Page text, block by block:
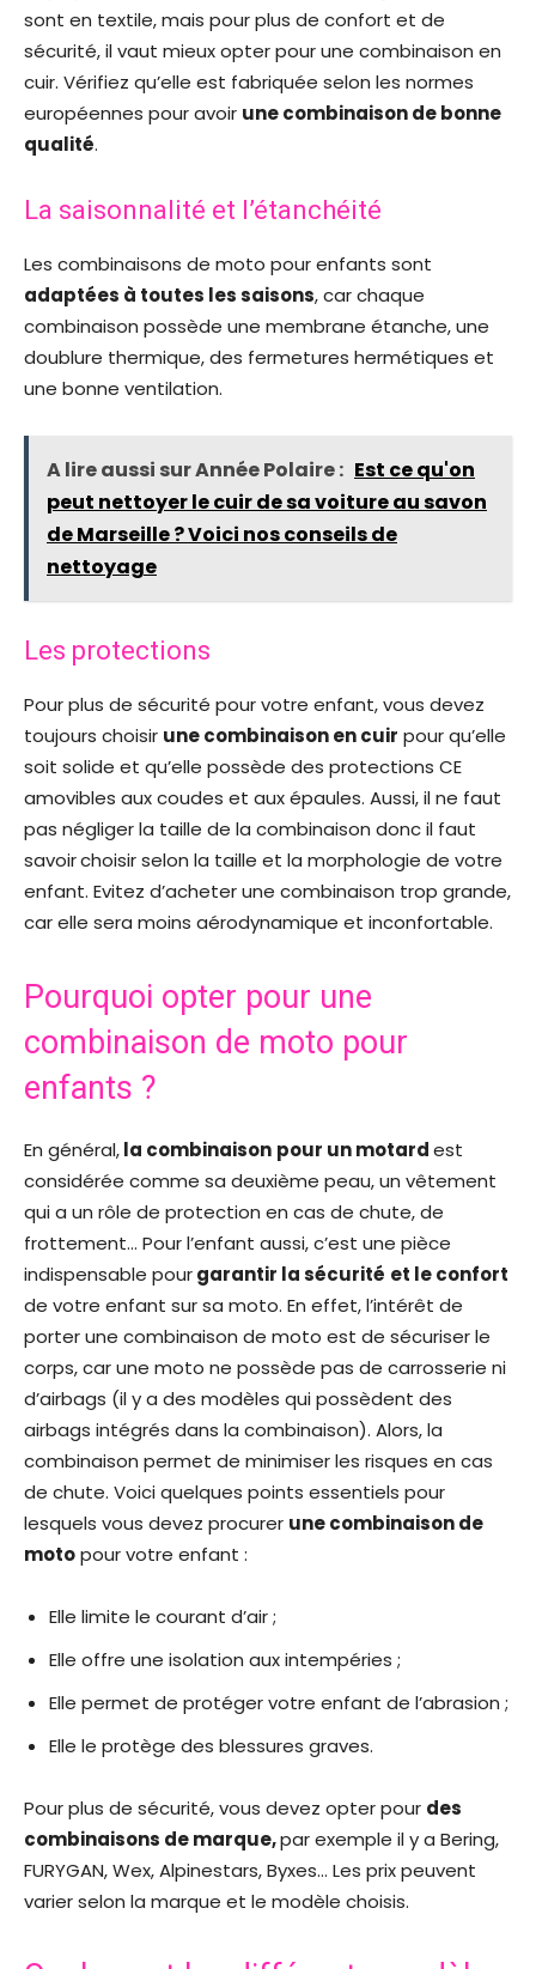
sont en textile, mais pour plus de confort et de
sécurité, il vaut mieux opter pour une combinaison en
cuir. Vérifiez qu’elle est fabriquée selon les normes
européennes pour avoir une combinaison de bonne
qualité.
La saisonnalité et l’étanchéité
Les combinaisons de moto pour enfants sont
adaptées à toutes les saisons, car chaque
combinaison possède une membrane étanche, une
doublure thermique, des fermetures hermétiques et
une bonne ventilation.
A lire aussi sur Année Polaire : Est ce qu'on
peut nettoyer le cuir de sa voiture au savon
de Marseille ? Voici nos conseils de
nettoyage
Les protections
Pour plus de sécurité pour votre enfant, vous devez
toujours choisir une combinaison en cuir pour qu’elle
soit solide et qu’elle possède des protections CE
amovibles aux coudes et aux épaules. Aussi, il ne faut
pas négliger la taille de la combinaison donc il faut
savoirchoisir selon la taille et la morphologie de votre
enfant. Evitez d’acheter une combinaison trop grande,
car elle sera moins aérodynamique et inconfortable.
Pourquoi opter pour une
combinaison de moto pour
enfants ?
En général,la combinaison pour un motardest
considérée comme sa deuxième peau, un vêtement
qui a un rôle de protection en cas de chute, de
frottement… Pour l’enfant aussi, c’est une pièce
indispensable pourgarantir la sécurité et le confort
de votre enfant sur sa moto. En effet, l’intérêt de
porter une combinaison de moto est de sécuriser le
corps, car une moto ne possède pas de carrosserie ni
d’airbags (il y a des modèles qui possèdent des
airbags intégrés dans la combinaison). Alors, la
combinaison permet de minimiser les risques en cas
de chute. Voici quelques points essentiels pour
lesquels vous devez procurer une combinaison de
motopour votre enfant :
Elle limite le courant d’air ;
Elle offre une isolation aux intempéries ;
Elle permet de protéger votre enfant de l’abrasion ;
Elle le protège des blessures graves.
Pour plus de sécurité, vous devez opter pour des
combinaisons de marque,par exemple il y a Bering,
FURYGAN, Wex, Alpinestars, Byxes… Les prix peuvent
varier selon la marque et le modèle choisis.